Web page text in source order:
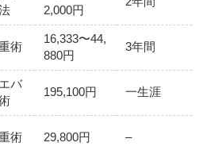
2,000円
術
16,333〜44,
880円
3年間
バ
195,100円 一生涯
術 29,800円 –